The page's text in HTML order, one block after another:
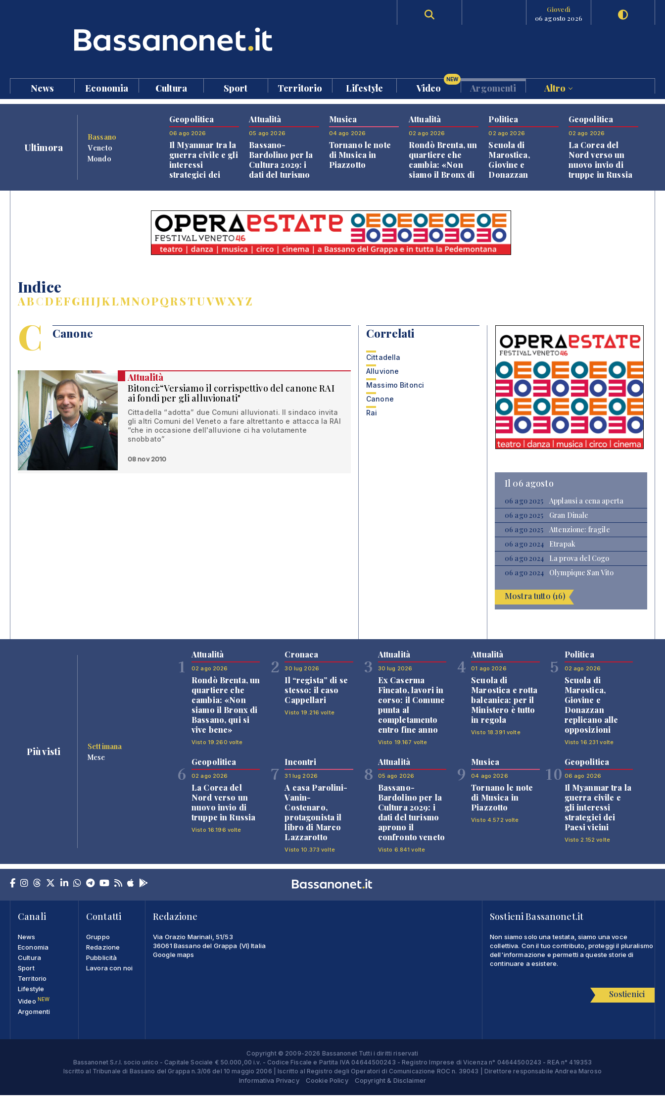
Giovedì
06 agosto 2026
News Economia Cultura Sport Territorio Lifestyle Video
NEW
Argomenti Altro
Ultimora
Bassano
Veneto
Mondo
Geopolitica
06 ago 2026
Il Myanmar tra la
guerra civile e gli
interessi
strategici dei
Attualità
05 ago 2026
Bassano-
Bardolino per la
Cultura 2029: i
dati del turismo
Musica
04 ago 2026
Tornano le note
di Musica in
Piazzotto
Attualità
02 ago 2026
Rondò Brenta, un
quartiere che
cambia: «Non
siamo il Bronx di
Politica
02 ago 2026
Scuola di
Marostica,
Giovine e
Donazzan
Geopolitica
02 ago 2026
La Corea del
Nord verso un
nuovo invio di
truppe in Russia
Indice
ABCDEFGHIJKLMNOPQRSTUVWXYZ
C Canone
Attualità
Bitonci:“Versiamo il corrispettivo del canone RAI
ai fondi per gli alluvionati"
Cittadella “adotta” due Comuni alluvionati. Il sindaco invita
gli altri Comuni del Veneto a fare altrettanto e attacca la RAI
“che in occasione dell'alluvione ci ha volutamente
snobbato”
08 nov 2010
Correlati
Cittadella
Alluvione
Massimo Bitonci
Canone
Rai
Il 06 agosto
06 ago 2025
Applausi a cena aperta
06 ago 2025
Gran Dinale
06 ago 2025
Attenzione: fragile
06 ago 2024
Etrapak
06 ago 2024
La prova del Cogo
06 ago 2024
Olympique San Vito
Mostra tutto (16)
Più visti
Settimana
Mese
1
Attualità
02 ago 2026
Rondò Brenta, un
quartiere che
cambia: «Non
siamo il Bronx di
Bassano, qui si
vive bene»
Visto 19.260 volte
2
Cronaca
30 lug 2026
Il “regista” di se
stesso: il caso
Cappellari
Visto 19.216 volte
3
Attualità
30 lug 2026
Ex Caserma
Fincato, lavori in
corso: il Comune
punta al
completamento
entro fine anno
Visto 19.167 volte
4
Attualità
01 ago 2026
Scuola di
Marostica e rotta
balcanica: per il
Ministero è tutto
in regola
Visto 18.391 volte
5
Politica
02 ago 2026
Scuola di
Marostica,
Giovine e
Donazzan
replicano alle
opposizioni
Visto 16.231 volte
6
Geopolitica
02 ago 2026
La Corea del
Nord verso un
nuovo invio di
truppe in Russia
Visto 16.196 volte
7
Incontri
31 lug 2026
A casa Parolini-
Vanin-
Costenaro,
protagonista il
libro di Marco
Lazzarotto
Visto 10.373 volte
8
Attualità
05 ago 2026
Bassano-
Bardolino per la
Cultura 2029: i
dati del turismo
aprono il
confronto veneto
Visto 6.841 volte
9
Musica
04 ago 2026
Tornano le note
di Musica in
Piazzotto
Visto 4.572 volte
10
Geopolitica
06 ago 2026
Il Myanmar tra la
guerra civile e
gli interessi
strategici dei
Paesi vicini
Visto 2.152 volte
Canali
News
Economia
Cultura
Sport
Territorio
Lifestyle
Video NEW
Argomenti
Contatti
Gruppo
Redazione
Pubblicità
Lavora con noi
Redazione
Via Orazio Marinali, 51/53
36061 Bassano del Grappa (VI) Italia
Google maps
Sostieni Bassanonet.it
Non siamo solo una testata, siamo una voce
collettiva. Con il tuo contributo, proteggi il pluralismo
dell'informazione e permetti a queste storie di
continuare a esistere.
Sostienici
Copyright © 2009-2026 Bassanonet Tutti i diritti riservati
Bassanonet S.r.l. socio unico - Capitale Sociale € 50.000,00 i.v. - Codice Fiscale e Partita IVA 04644500243 - Registro Imprese di Vicenza n° 04644500243 - REA n° 419353
Iscritto al Tribunale di Bassano del Grappa n.3/06 del 10 maggio 2006 | Iscritto al Registro degli Operatori di Comunicazione ROC n. 39043 | Direttore responsabile Andrea Maroso
Informativa Privacy Cookie Policy Copyright & Disclaimer